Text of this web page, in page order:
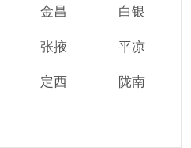
金昌 白银
张掖 平凉
定西 陇南